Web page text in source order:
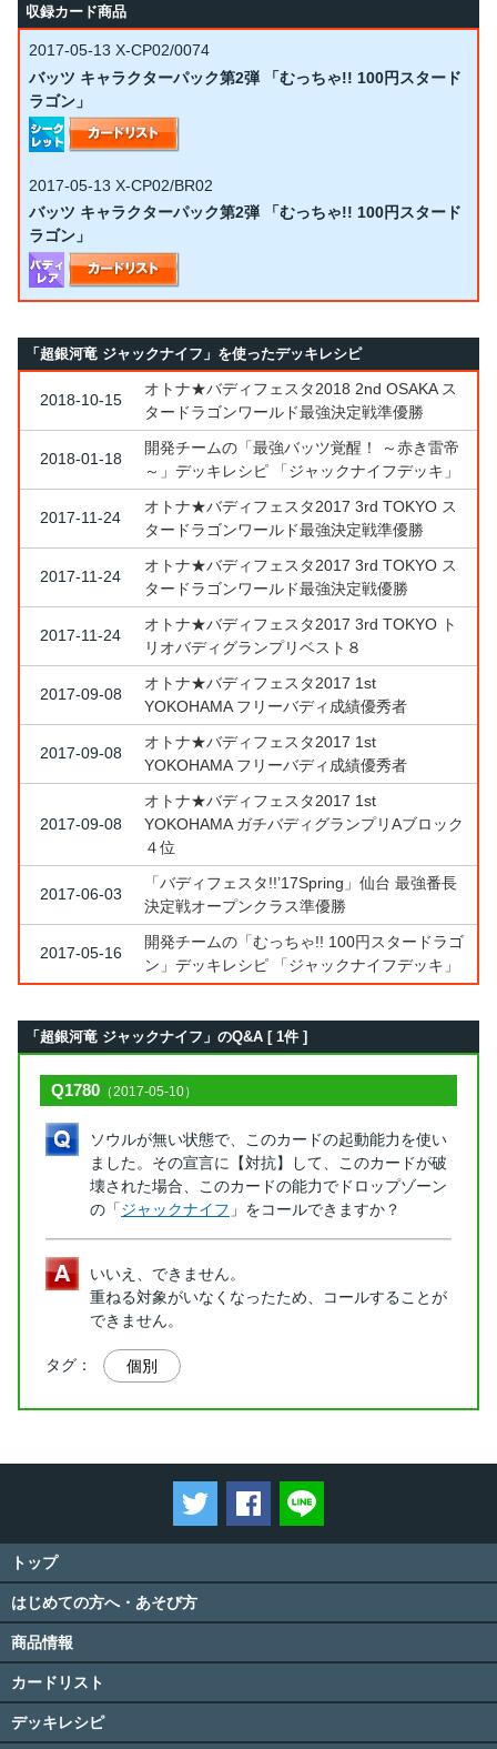
収録カード商品
2017-05-13 X-CP02/0074
バッツ キャラクターパック第2弾 「むっちゃ!! 100円スタード
ラゴン」
2017-05-13 X-CP02/BR02
バッツ キャラクターパック第2弾 「むっちゃ!! 100円スタード
ラゴン」
「超銀河竜 ジャックナイフ」を使ったデッキレシピ
2018-10-15
オトナ★バディフェスタ2018 2nd OSAKA ス
タードラゴンワールド最強決定戦準優勝
2018-01-18
開発チームの「最強バッツ覚醒！ ～赤き雷帝
～」デッキレシピ 「ジャックナイフデッキ」
2017-11-24
オトナ★バディフェスタ2017 3rd TOKYO ス
タードラゴンワールド最強決定戦準優勝
2017-11-24
オトナ★バディフェスタ2017 3rd TOKYO ス
タードラゴンワールド最強決定戦優勝
2017-11-24
オトナ★バディフェスタ2017 3rd TOKYO ト
リオバディグランプリベスト８
2017-09-08
オトナ★バディフェスタ2017 1st
YOKOHAMA フリーバディ成績優秀者
2017-09-08
オトナ★バディフェスタ2017 1st
YOKOHAMA フリーバディ成績優秀者
2017-09-08
オトナ★バディフェスタ2017 1st
YOKOHAMA ガチバディグランプリAブロック
４位
2017-06-03
「バディフェスタ!!’17Spring」仙台 最強番長
決定戦オープンクラス準優勝
2017-05-16
開発チームの「むっちゃ!! 100円スタードラゴ
ン」デッキレシピ 「ジャックナイフデッキ」
「超銀河竜 ジャックナイフ」のQ&A [ 1件 ]
Q1780 （2017-05-10）
ソウルが無い状態で、このカードの起動能力を使い
ました。その宣言に【対抗】して、このカードが破
壊された場合、このカードの能力でドロップゾーン
の「ジャックナイフ 」をコールできますか？
いいえ、できません。
重ねる対象がいなくなったため、コールすることが
できません。
タグ： 個別
ツイートするFacebookでシェアする
トップ
はじめての方へ・あそび方
商品情報
カードリスト
デッキレシピ